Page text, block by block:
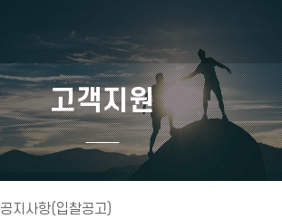
고객지원
공지사항(입찰공고)